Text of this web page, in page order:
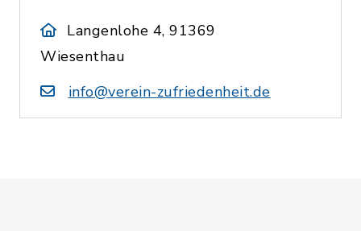
Langenlohe 4, 91369
Wiesenthau
info@verein-zufriedenheit.de